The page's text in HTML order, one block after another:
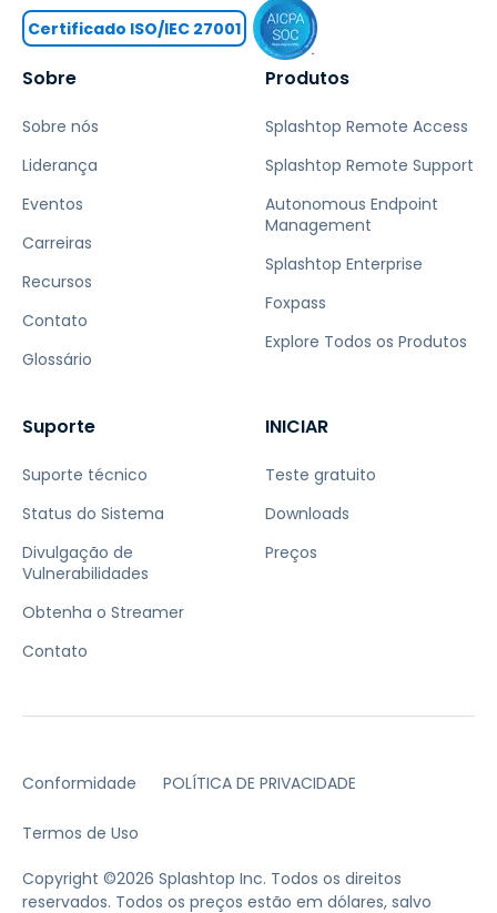
Sobre
Sobre nós
Liderança
Eventos
Carreiras
Recursos
Contato
Glossário
Produtos
Splashtop Remote Access
Splashtop Remote Support
Autonomous Endpoint
Management
Splashtop Enterprise
Foxpass
Explore Todos os Produtos
Suporte
Suporte técnico
Status do Sistema
Divulgação de
Vulnerabilidades
Obtenha o Streamer
Contato
INICIAR
Teste gratuito
Downloads
Preços
Certificado ISO/IEC 27001
Conformidade POLÍTICA DE PRIVACIDADE
Termos de Uso
Copyright ©2026 Splashtop Inc. Todos os direitos
reservados. Todos os preços estão em dólares, salvo